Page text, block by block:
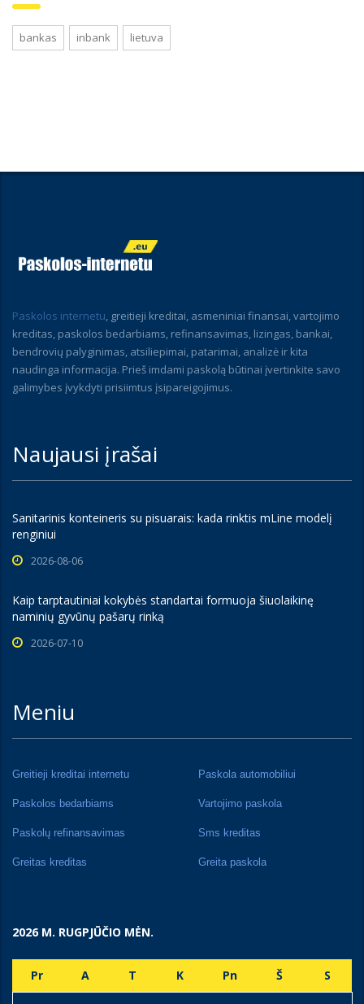
bankas inbank lietuva
Paskolos internetu, greitieji kreditai, asmeniniai finansai, vartojimo
kreditas, paskolos bedarbiams, refinansavimas, lizingas, bankai,
bendrovių palyginimas, atsiliepimai, patarimai, analizė ir kita
naudinga informacija. Prieš imdami paskolą būtinai įvertinkite savo
galimybes įvykdyti prisiimtus įsipareigojimus.
Naujausi įrašai
Sanitarinis konteineris su pisuarais: kada rinktis mLine modelį
renginiui
2026-08-06
Kaip tarptautiniai kokybės standartai formuoja šiuolaikinę
naminių gyvūnų pašarų rinką
2026-07-10
Meniu
Greitieji kreditai internetu Paskola automobiliui
Paskolos bedarbiams Vartojimo paskola
Paskolų refinansavimas Sms kreditas
Greitas kreditas Greita paskola
2026 M. RUGPJŪČIO MĖN.
Pr A T K Pn Š S